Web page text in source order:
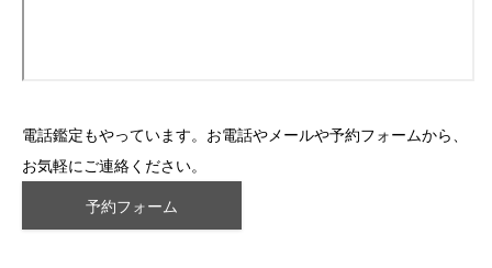
電話鑑定もやっています。お電話やメールや予約フォームから、
お気軽にご連絡ください。
予約フォーム